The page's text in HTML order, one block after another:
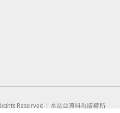
Reserved | 本站台資料為版權所